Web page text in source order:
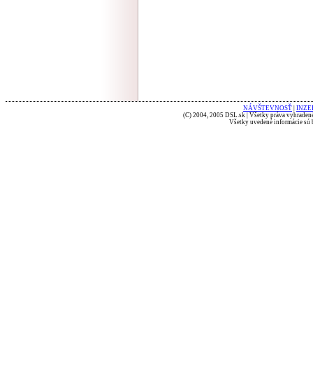
NÁVŠTEVNOSŤ
(C) 2004, 2005 DSL.sk | Všetky práva
Všetky uvedené informácie sú